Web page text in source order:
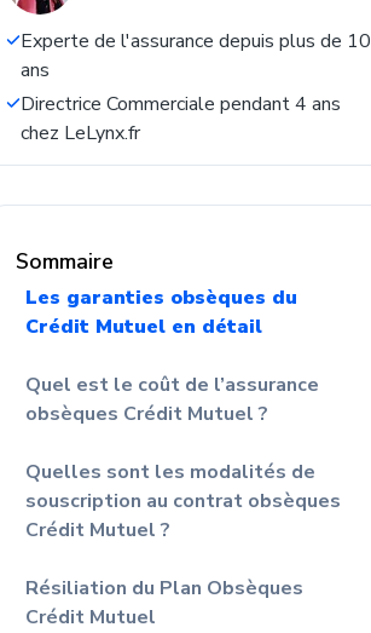
Experte de l'assurance depuis plus de 10
ans
Directrice Commerciale pendant 4 ans
chez LeLynx.fr
Sommaire
Les garanties obsèques du
Crédit Mutuel en détail
Quel est le coût de l’assurance
obsèques Crédit Mutuel ?
Quelles sont les modalités de
souscription au contrat obsèques
Crédit Mutuel ?
Résiliation du Plan Obsèques
Crédit Mutuel